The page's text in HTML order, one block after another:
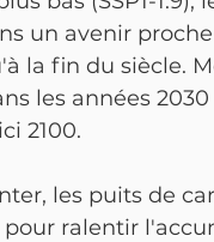
un avenir
la fin du siècle.
les années
2100.
les puits de
pour ralentir